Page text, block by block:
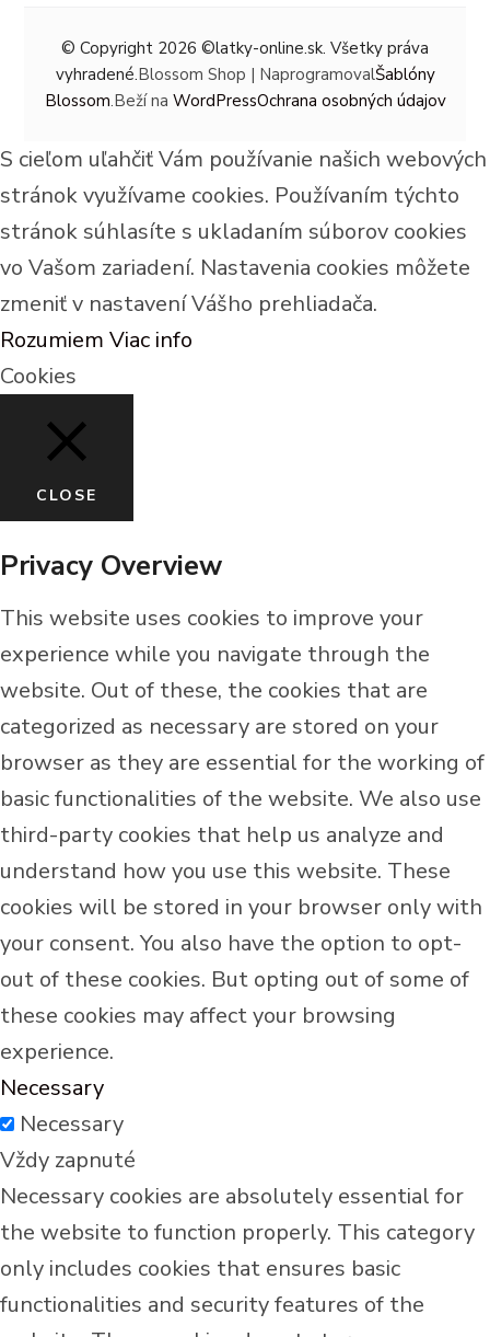
multiple
variants.
options
may
be
chosen
on
© Copyright 2026 ©latky-online.sk. Všetky práva
vyhradené.Blossom Shop | NaprogramovalŠablóny
Blossom.Beží na WordPressOchrana osobných údajov
S cieľom uľahčiť Vám používanie našich webových
stránok využívame cookies. Používaním týchto
stránok súhlasíte s ukladaním súborov cookies
vo Vašom zariadení. Nastavenia cookies môžete
zmeniť v nastavení Vášho prehliadača.
Rozumiem Viac info
Cookies
CLOSE
Privacy Overview
This website uses cookies to improve your
experience while you navigate through the
website. Out of these, the cookies that are
categorized as necessary are stored on your
browser as they are essential for the working of
basic functionalities of the website. We also use
third-party cookies that help us analyze and
understand how you use this website. These
cookies will be stored in your browser only with
your consent. You also have the option to opt-
out of these cookies. But opting out of some of
these cookies may affect your browsing
experience.
Necessary
Necessary
Vždy zapnuté
Necessary cookies are absolutely essential for
the website to function properly. This category
only includes cookies that ensures basic
functionalities and security features of the